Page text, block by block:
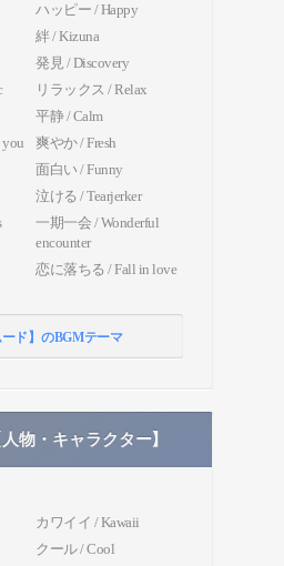
ハッピー / Happy
絆 / Kizuna
発見 / Discovery
リラックス / Relax
平静 / Calm
爽やか / Fresh
面白い / Funny
泣ける / Tearjerker
一期一会 / Wonderful
encounter
恋に落ちる / Fall in love
ード】のBGMテーマ
物・キャラクター】
カワイイ / Kawaii
クール / Cool